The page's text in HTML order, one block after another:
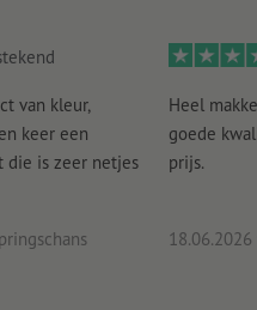
van kleur,
keer een
die is zeer netjes
Heel
goede
prijs.
18.06.2026